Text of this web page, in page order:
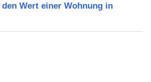
Wert einer Wohnung in